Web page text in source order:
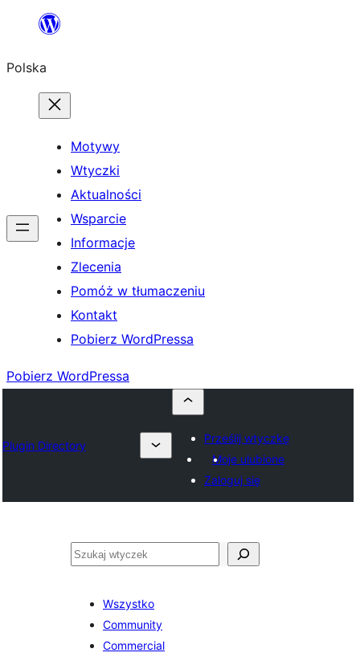
Przejdź
treści
Polska
Motywy
Wtyczki
Aktualności
Wsparcie
Informacje
Zlecenia
Pomóż w tłumaczeniu
Kontakt
Pobierz WordPressa
Pobierz WordPressa
Plugin Directory
Prześlij wtyczkę
Moje ulubione
Zaloguj się
Szukaj
Wszystko
Community
Commercial